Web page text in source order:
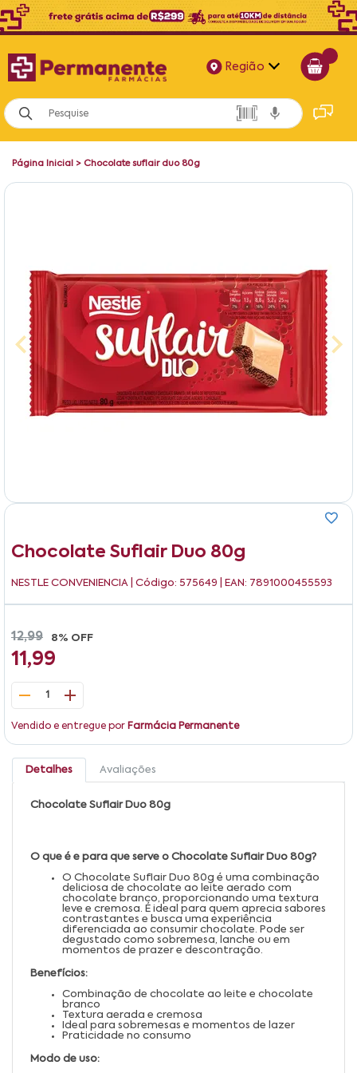
Região
Alagoas
Bahia
Página Inicial > Chocolate suflair duo 80g
Chocolate Suflair Duo 80g
NESTLE CONVENIENCIA | Código: 575649 | EAN: 7891000455593
12,99 8% OFF
11,99
1
Vendido e entregue por Farmácia Permanente
Detalhes Avaliações
Chocolate Suflair Duo 80g
O que é e para que serve o Chocolate Suflair Duo 80g?
O Chocolate Suflair Duo 80g é uma combinação
deliciosa de chocolate ao leite aerado com
chocolate branco, proporcionando uma textura
leve e cremosa. É ideal para quem aprecia sabores
contrastantes e busca uma experiência
diferenciada ao consumir chocolate. Pode ser
degustado como sobremesa, lanche ou em
momentos de prazer e descontração.
Benefícios:
Combinação de chocolate ao leite e chocolate
branco
Textura aerada e cremosa
Ideal para sobremesas e momentos de lazer
Praticidade no consumo
Modo de uso: